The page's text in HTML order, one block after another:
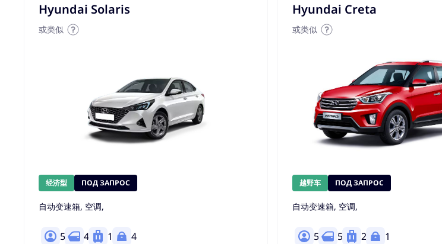
Hyundai Solaris
或类似
经济型 ПОД ЗАПРОС
自动变速箱, 空调,
5 4 1 4
Hyundai Creta
或类似
越野车 ПОД ЗАПРОС
自动变速箱, 空调,
5 5 2 1